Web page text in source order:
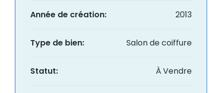
Année de création: 2013
Type de bien: Salon de coiffure
Statut: À Vendre